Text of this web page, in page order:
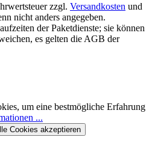
zzgl. Versandkosten und
nicht anders angegeben.
der Paketdienste; sie können
es gelten die AGB der
um eine bestmögliche Erfahrung
...
Cookies akzeptieren